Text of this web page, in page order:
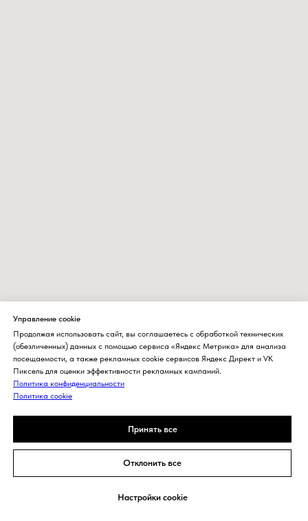
Задать вопрос
Управление cookie
Продолжая использовать сайт, вы соглашаетесь с обработкой технических
(обезличенных) данных с помощью сервиса «Яндекс Метрика» для анализа
посещаемости, а также рекламных cookie сервисов Яндекс Директ и VK
Пиксель для оценки эффективности рекламных кампаний.
Политика конфиденциальности
Политика cookie
Принять все
Отклонить все
Настройки cookie